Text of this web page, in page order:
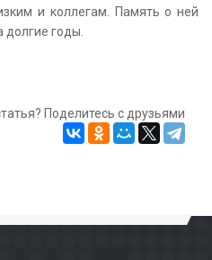
и коллегам. Память о ней
долгие годы.
Поделитесь с друзьями